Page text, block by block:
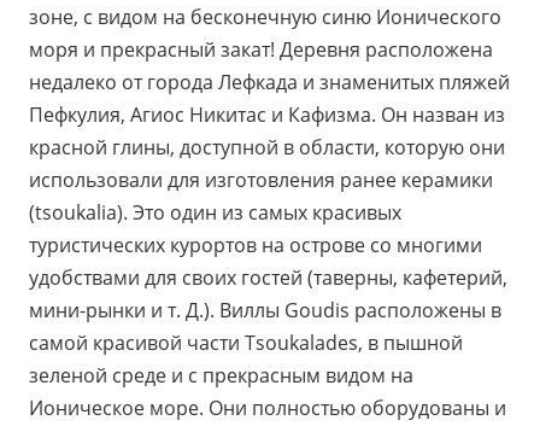
зоне, с видом на бесконечную синю Ионического
моря и прекрасный закат! Деревня расположена
недалеко от города Лефкада и знаменитых пляжей
Пефкулия, Агиос Никитас и Кафизма. Он назван из
красной глины, доступной в области, которую они
использовали для изготовления ранее керамики
(tsoukalia). Это один из самых красивых
туристических курортов на острове со многими
удобствами для своих гостей (таверны, кафетерий,
мини-рынки и т. Д.). Виллы Goudis расположены в
самой красивой части Tsoukalades, в пышной
зеленой среде и с прекрасным видом на
Ионическое море. Они полностью оборудованы и